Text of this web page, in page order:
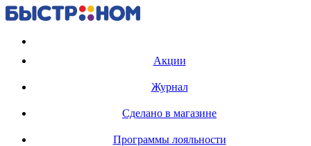
Акции
Журнал
Сделано в магазине
Программы лояльности